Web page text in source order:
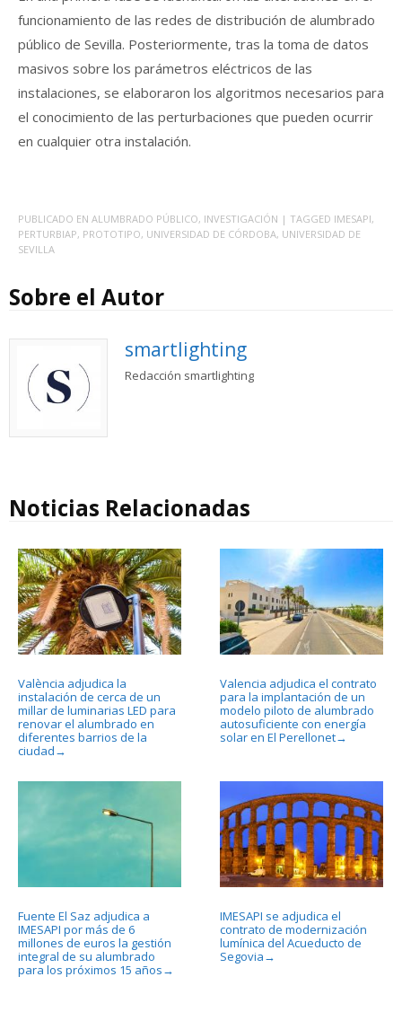
funcionamiento de las redes de distribución de alumbrado
público de Sevilla. Posteriormente, tras la toma de datos
masivos sobre los parámetros eléctricos de las
instalaciones, se elaboraron los algoritmos necesarios para
el conocimiento de las perturbaciones que pueden ocurrir
en cualquier otra instalación.
PUBLICADO EN ALUMBRADO PÚBLICO, INVESTIGACIÓN | TAGGED IMESAPI,
PERTURBIAP, PROTOTIPO, UNIVERSIDAD DE CÓRDOBA, UNIVERSIDAD DE
SEVILLA
Sobre el Autor
smartlighting
Redacción smartlighting
Noticias Relacionadas
València adjudica la
instalación de cerca de un
millar de luminarias LED para
renovar el alumbrado en
diferentes barrios de la
ciudad →
Valencia adjudica el contrato
para la implantación de un
modelo piloto de alumbrado
autosuficiente con energía
solar en El Perellonet→
Fuente El Saz adjudica a
IMESAPI por más de 6
millones de euros la gestión
integral de su alumbrado
para los próximos 15 años →
IMESAPI se adjudica el
contrato de modernización
lumínica del Acueducto de
Segovia →